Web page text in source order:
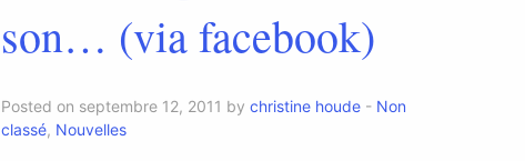
son… (via facebook)
Posted on septembre 12, 2011 by christine houde - Non
classé, Nouvelles